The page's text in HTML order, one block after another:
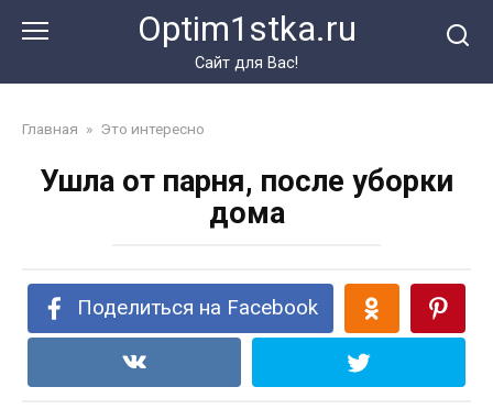
Optim1stka.ru
Сайт для Вас!
Главная » Это интересно
Ушла от парня, после уборки
дома
Поделиться на Facebook